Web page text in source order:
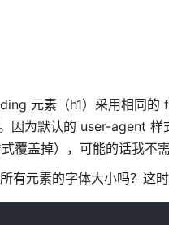
元素（h1）采用相同
因为默认的 user-agent 样
覆盖掉），可能的话我不
有元素的字体大小吗？这